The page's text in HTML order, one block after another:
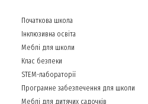
Початкова школа
Інклюзивна освіта
Меблі для школи
Клас безпеки
STEM-лабораторії
Програмне забезпечення для школи
Меблі для дитячих садочків